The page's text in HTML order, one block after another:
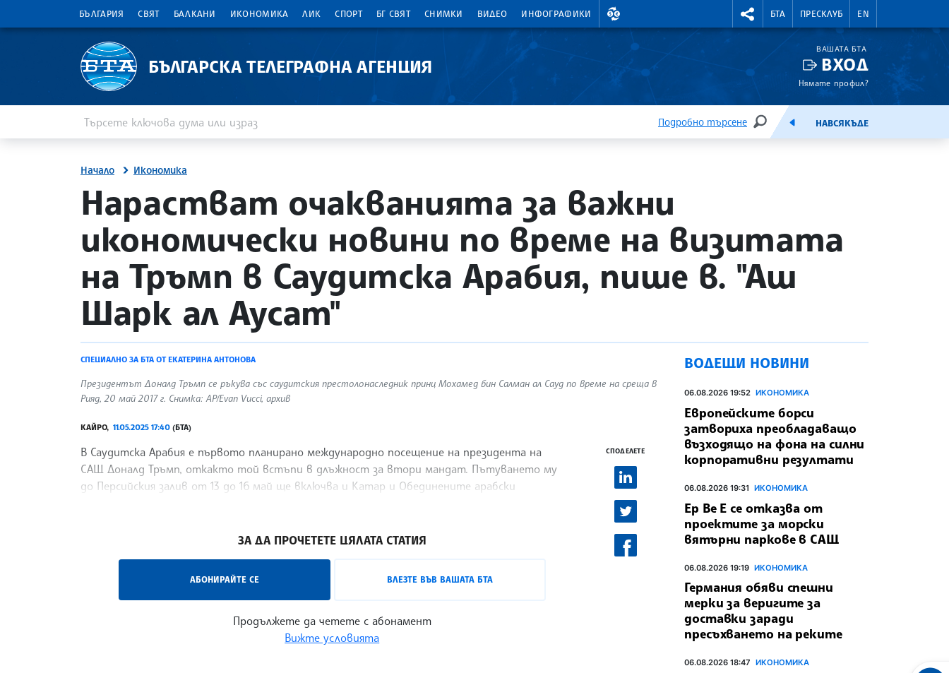
БЪЛГАРИЯ СВЯТ БАЛКАНИ ИКОНОМИКА ЛИК СПОРТ БГ СВЯТ СНИМКИ ВИДЕО ИНФОГРАФИКИ
ВАЛУТНИ КУРСОВЕ RIGHTMENU.SOCIAL
БТА ПРЕСКЛУБ EN
БЪЛГАРСКА ТЕЛЕГРАФНА АГЕНЦИЯ
ВАШАТА БТА
ВХОД
Нямате профил?
Подробно търсене
ТЪРСЕНЕЕМИСИЯНАВСЯКЪДЕ
Начало Икономика
site.bta
Нарастват очакванията за важни
икономически новини по време на визитата
на Тръмп в Саудитска Арабия, пише в. "Аш
Шарк ал Аусат"
СПЕЦИАЛНО ЗА БТА ОТ ЕКАТЕРИНА АНТОНОВА
Президентът Доналд Тръмп се ръкува със саудитския престолонаследник принц Мохамед бин Салман ал Сауд по време на среща в
Рияд, 20 май 2017 г. Снимка: AP/Evan Vucci, архив
КАЙРО, 11.05.2025 17:40 (БТА)
В Саудитска Арабия е първото планирано международно посещение на президента на
САЩ Доналд Тръмп, откакто той встъпи в длъжност за втори мандат. Пътуването му
до Персийския залив от 13 до 16 май ще включва и Катар и Обединените арабски
ЗА ДА ПРОЧЕТЕТЕ ЦЯЛАТА СТАТИЯ
АБОНИРАЙТЕ СЕ ВЛЕЗТЕ ВЪВ ВАШАТА БТА
Продължете да четете с абонамент
Вижте условията
СПОДЕЛЕТЕ
ВОДЕЩИ НОВИНИ
06.08.2026 19:52 ИКОНОМИКА
Европейските борси
затвориха преобладаващо
възходящо на фона на силни
корпоративни резултати
06.08.2026 19:31 ИКОНОМИКА
Ер Ве Е се отказва от
проектите за морски
вятърни паркове в САЩ
06.08.2026 19:19 ИКОНОМИКА
Германия обяви спешни
мерки за веригите за
доставки заради
пресъхването на реките
06.08.2026 18:47 ИКОНОМИКА